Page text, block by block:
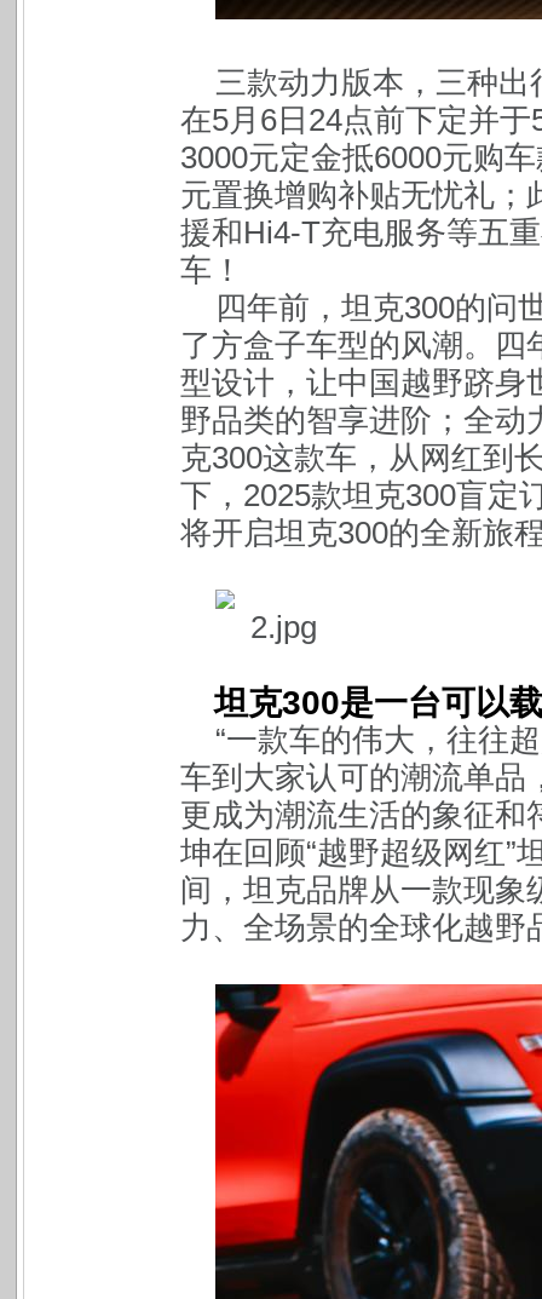
三款动力版本，三种
在5月6日24点前下定并
3000元定金抵6000元购
元置换增购补贴无忧礼；
援和Hi4-T充电服务等五
车！
四年前，坦克300的问
了方盒子车型的风潮。四
型设计，让中国越野跻身
野品类的智享进阶；全动
克300这款车，从网红到
下，2025款坦克300盲定
将开启坦克300的全新旅
坦克300是一台可以
“一款车的伟大，往往
车到大家认可的潮流单品
更成为潮流生活的象征和
坤在回顾“越野超级网红”
间，坦克品牌从一款现
力、全场景的全球化越野